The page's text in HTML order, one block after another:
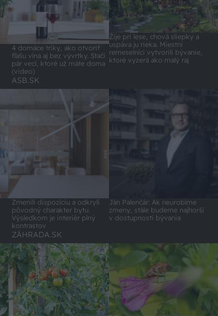
4 domáce triky, ako otvoriť
fľašu vína aj bez vývrtky. Stačí
pár vecí, ktoré už máte doma
(video)
Žije pri lese, chová sliepky a
uspáva ju rieka. Miestni
remeselníci vytvorili bývanie,
ktoré vyzerá ako malý raj
ASB.SK
Zmenili dispozíciu a odkryli
pôvodný charakter bytu.
Výsledkom je interiér plný
kontrastov
Ján Palenčár: Ak neurobíme
zmeny, stále budeme najhorší
v dostupnosti bývania
ZÁHRADA.SK